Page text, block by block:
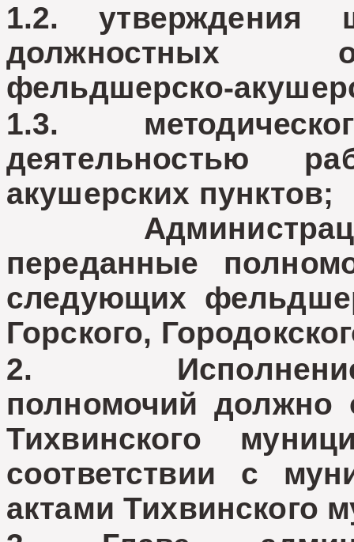
1.2. утверждения
должностных
фельдшерско-
1.3.
деятельностью
акушерских пунктов;
Администрация
переданные
следующих
Горского,
2. Исполнение
полномочий должно
Тихвинского
соответствии с
актами Тихвинского